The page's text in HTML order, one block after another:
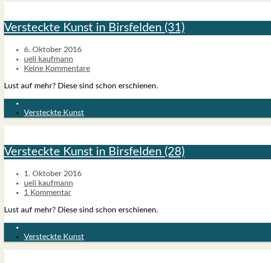
Ver­steck­te Kunst in Birs­fel­den (31)
6. Oktober 2016
ueli kaufmann
Keine Kommentare
Lust auf mehr? Die­se sind schon erschie­nen.
Versteckte Kunst
Ver­steck­te Kunst in Birs­fel­den (28)
1. Oktober 2016
ueli kaufmann
1 Kommentar
Lust auf mehr? Die­se sind schon erschie­nen.
Versteckte Kunst